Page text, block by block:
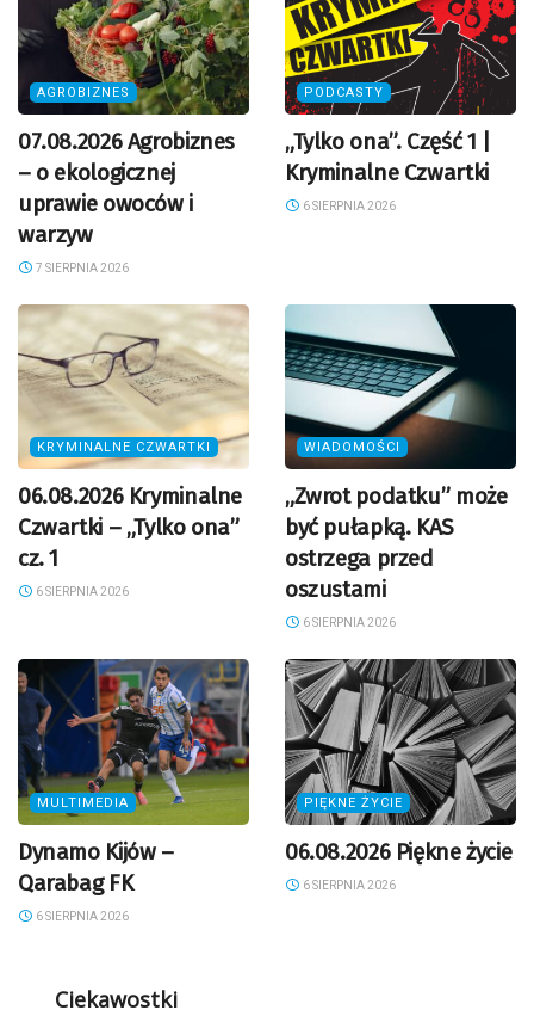
AGROBIZNES
07.08.2026 Agrobiznes
– o ekologicznej
uprawie owoców i
warzyw
7 SIERPNIA 2026
PODCASTY
„Tylko ona”. Część 1 |
Kryminalne Czwartki
6 SIERPNIA 2026
KRYMINALNE CZWARTKI
06.08.2026 Kryminalne
Czwartki – „Tylko ona”
cz. 1
6 SIERPNIA 2026
WIADOMOŚCI
„Zwrot podatku” może
być pułapką. KAS
ostrzega przed
oszustami
6 SIERPNIA 2026
MULTIMEDIA
Dynamo Kijów –
Qarabag FK
6 SIERPNIA 2026
PIĘKNE ŻYCIE
06.08.2026 Piękne życie
6 SIERPNIA 2026
Ciekawostki